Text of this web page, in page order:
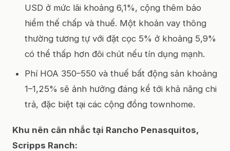
USD ở mức lãi khoảng 6,1%, cộng thêm bảo
hiểm thế chấp và thuế. Một khoản vay thông
thường tương tự với đặt cọc 5% ở khoảng 5,9%
có thể thấp hơn đôi chút nếu tín dụng mạnh.
Phí HOA 350–550 và thuế bất động sản khoảng
1–1,25% sẽ ảnh hưởng đáng kể tới khả năng chi
trả, đặc biệt tại các cộng đồng townhome.
Khu nên cân nhắc tại Rancho Penasquitos,
Scripps Ranch: